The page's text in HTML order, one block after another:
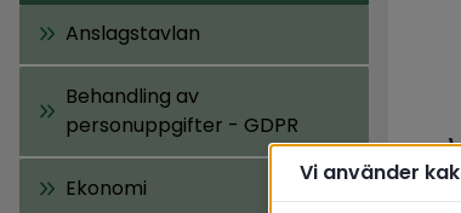
Anslagstavlan
Behandling av
personuppgifter - GDPR
Ekonomi
Vi använder